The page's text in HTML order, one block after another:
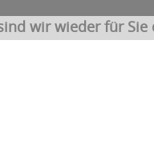
wir wieder für Sie